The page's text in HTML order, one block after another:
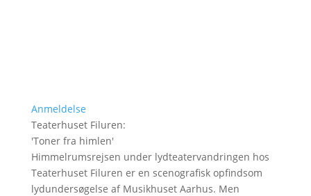
Anmeldelse
Teaterhuset Filuren:
'Toner fra himlen'
Himmelrumsrejsen under lydteatervandringen hos
Teaterhuset Filuren er en scenografisk opfindsom
lydundersøgelse af Musikhuset Aarhus. Men